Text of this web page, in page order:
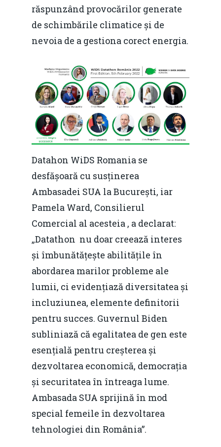
răspunzând provocărilor generate
de schimbările climatice și de
nevoia de a gestiona corect energia.
Datahon WiDS Romania se
desfășoară cu susținerea
Ambasadei SUA la București, iar
Pamela Ward, Consilierul
Comercial al acesteia , a declarat:
„Datathon nu doar creează interes
și îmbunătățește abilitățile în
abordarea marilor probleme ale
lumii, ci evidențiază diversitatea și
incluziunea, elemente definitorii
pentru succes. Guvernul Biden
subliniază că egalitatea de gen este
esențială pentru creșterea și
dezvoltarea economică, democrația
și securitatea în întreaga lume.
Ambasada SUA sprijină în mod
special femeile în dezvoltarea
tehnologiei din România”.